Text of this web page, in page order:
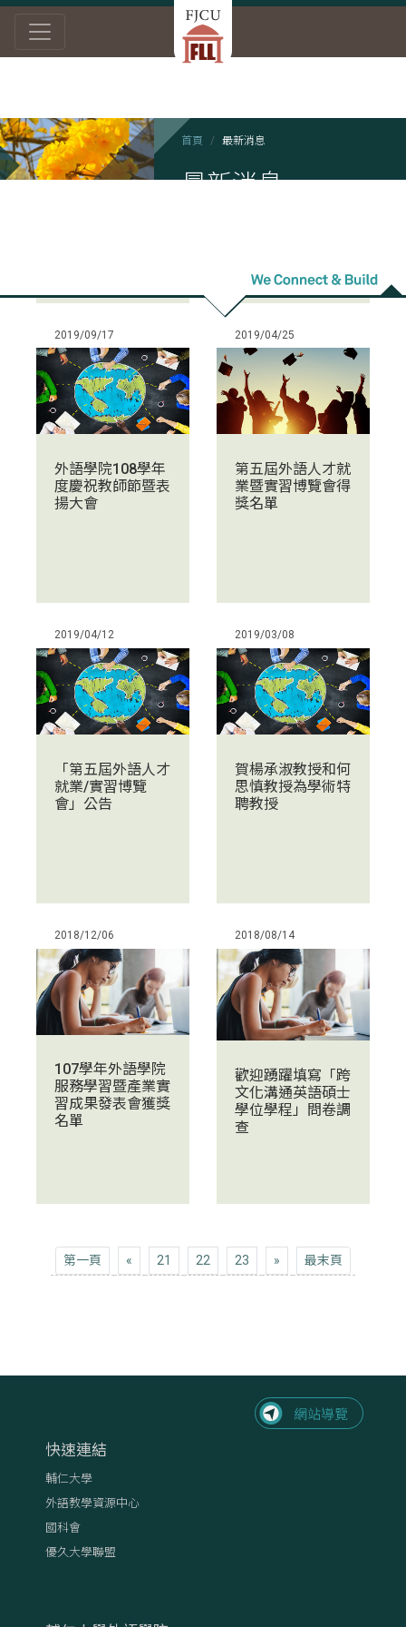
首頁 最新消息
最新消息
2019/09/17
外語學院108學年
度慶祝教師節暨表
揚大會
2019/04/25
第五屆外語人才就
業暨實習博覽會得
獎名單
2019/04/12
「第五屆外語人才
就業/實習博覽
會」公告
2019/03/08
賀楊承淑教授和何
思慎教授為學術特
聘教授
2018/12/06
107學年外語學院
服務學習暨產業實
習成果發表會獲獎
名單
2018/08/14
歡迎踴躍填寫「跨
文化溝通英語碩士
學位學程」問卷調
查
第一頁 第一頁
« 上十頁
21 22 23 » 下十頁最末頁
快速連結
輔仁大學
外語教學資源中心
國科會
優久大學聯盟